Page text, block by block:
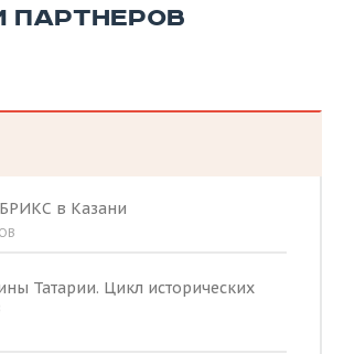
ПАРТНЕРОВ
в Казани
Татарии. Цикл исторических